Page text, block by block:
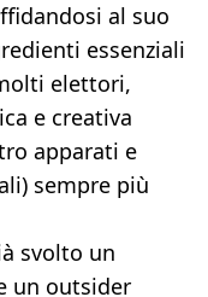
al suo
essenziali
elettori,
e creativa
apparati e
sempre più
svolto un
un outsider